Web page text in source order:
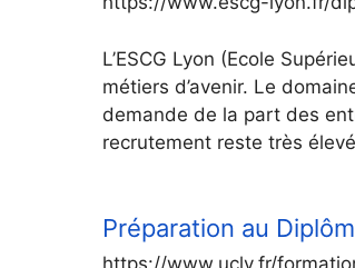
L’ESCG Lyon (Ecole
métiers d’avenir. Le
demande de la part des
recrutement reste très
Préparation au
https://www.ucly.fr/